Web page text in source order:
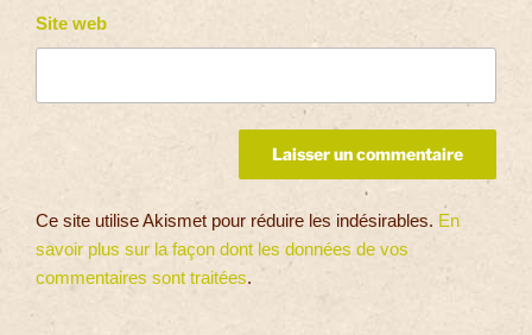
Site web
Ce site utilise Akismet pour réduire les indésirables. En
savoir plus sur la façon dont les données de vos
commentaires sont traitées.